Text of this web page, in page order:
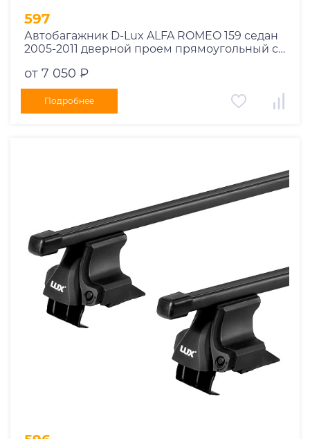
597
Автобагажник D-Lux ALFA ROMEO 159 седан
2005-2011 дверной проем прямоугольный с
от 7 050 ₽
Подробнее